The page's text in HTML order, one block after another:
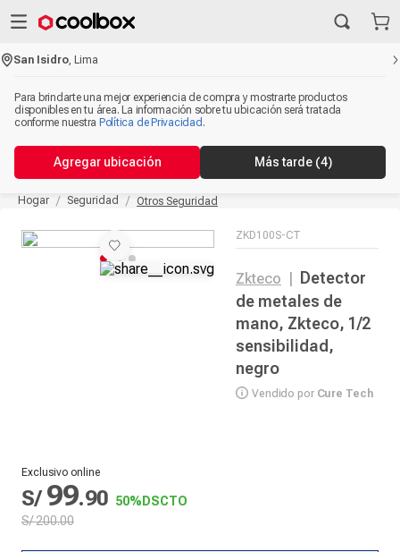
San Isidro ,Lima
Para brindarte una mejor experiencia de compra y mostrarte productos
disponibles en tu área. La información sobre tu ubicación será tratada
conforme nuestra Política de Privacidad .
Agregar ubicación Más tarde (3)
Hogar Seguridad Otros Seguridad
ZKD100S-CT
Zkteco
Detector
de metales de
mano, Zkteco, 1/2
sensibilidad,
negro
Vendido por Cure Tech
Exclusivo online
S/ 99.90 50% DSCTO
S/200.00